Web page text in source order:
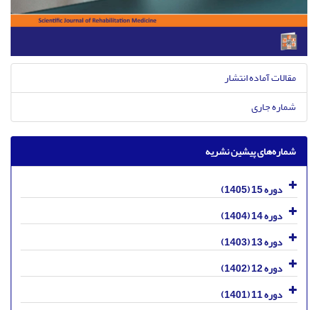
مقالات آماده انتشار
شماره جاری
شماره‌های پیشین نشریه
دوره 15 (1405)
دوره 14 (1404)
دوره 13 (1403)
دوره 12 (1402)
دوره 11 (1401)